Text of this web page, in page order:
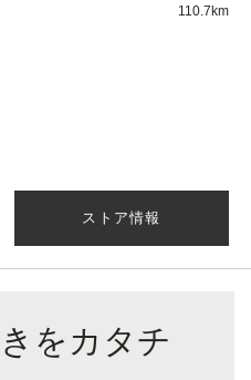
110.7km
ストア情報
をカタチ